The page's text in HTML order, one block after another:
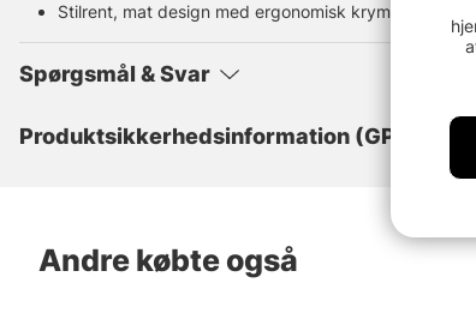
Stilrent, mat design med ergonomisk krympehåndtag
Spørgsmål & Svar
Produktsikkerhedsinformation (GPSR)
Andre købte også